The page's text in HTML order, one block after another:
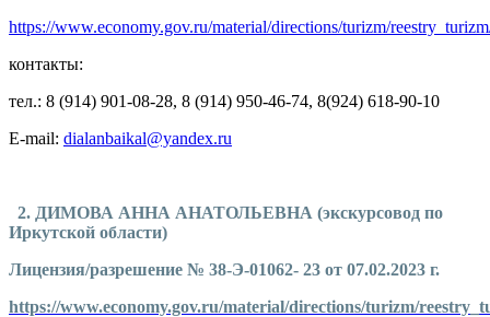
https://www.economy.gov.ru/material/directions/turizm/
контакты:
тел.: 8 (914) 901-08-28, 8 (914) 950-46-74, 8(924) 618-90-10
E-mail: dialanbaikal@yandex.ru
2. ДИМОВА АННА АНАТОЛЬЕВНА (экскурсовод по
Иркутской области)
Лицензия/разрешение № 38-Э-01062- 23 от 07.02.2023 г.
https://www.economy.gov.ru/material/directions/turizm/